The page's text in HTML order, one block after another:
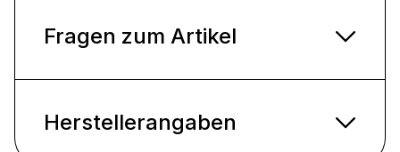
Fragen zum Artikel
Herstellerangaben